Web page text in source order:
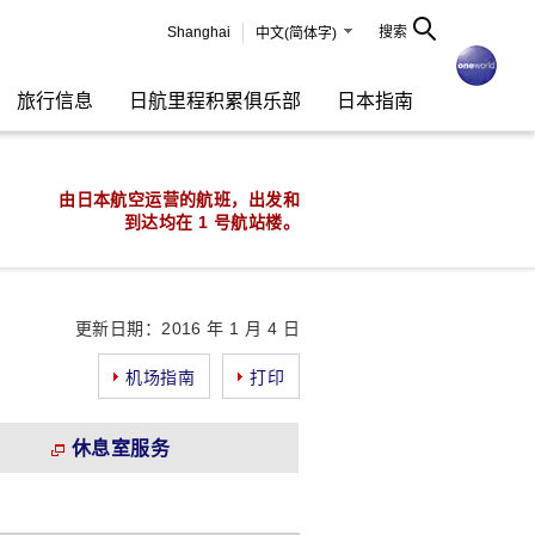
Shanghai 中文(简体字) 搜索
旅行信息 日航里程积累俱乐部 日本指南
由日本航空运营的航班，出发和
到达均在 1 号航站楼。
更新日期：2016 年 1 月 4 日
机场指南 打印
休息室服务